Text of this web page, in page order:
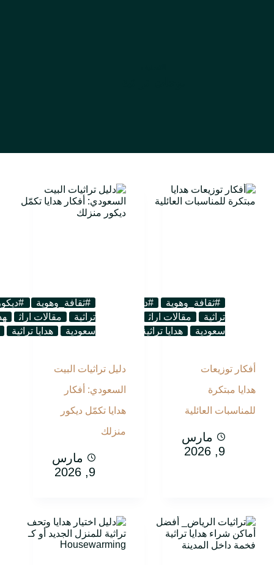
#ثقافة_وهوية #ديكور_تراثي #هدايا_تراثية
تراثية
مقالات اراث هدايا تذكارية
هدايا تذكارية
سعودية
هدايا تراثية هدايا ثقافية هدايا سعودية
أفكار توزيعات
هدايا مبتكرة
للمناسبات العائلية
مارس
9, 2026
#ثقافة_وهوية
تراثية
مقالات اراث
سعودية
هدايا تراثية
دليل تراثيات البيت
السعودي: أفكار
هدايا تكمّل ديكور
منزلك
مارس
9, 2026